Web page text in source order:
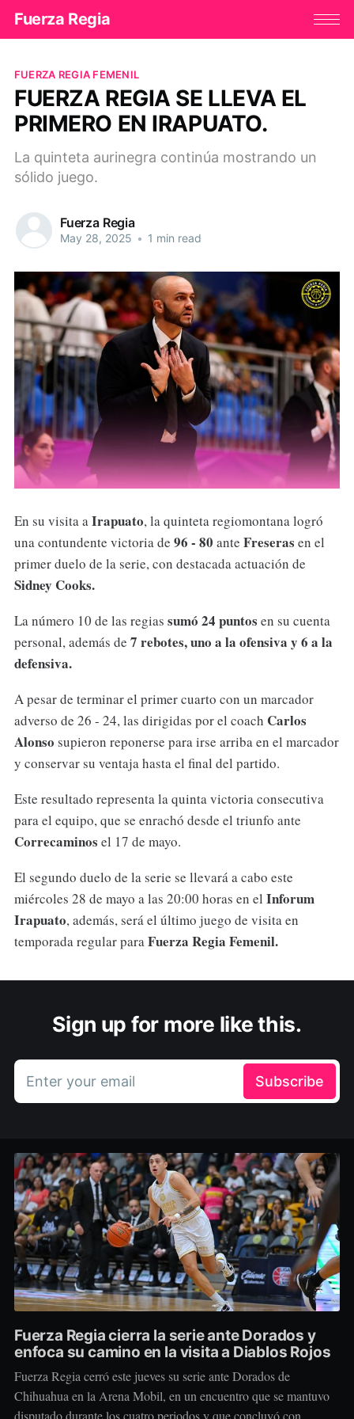
Fuerza Regia
FUERZA REGIA FEMENIL
FUERZA REGIA SE LLEVA EL
PRIMERO EN IRAPUATO.
La quinteta aurinegra continúa mostrando un
sólido juego.
Fuerza Regia
May 28, 2025 • 1 min read
En su visita aIrapuato, la quinteta regiomontana logró
una contundente victoria de 96 - 80 ante Freseras en el
primer duelo de la serie, con destacada actuación de
Sidney Cooks.
La número 10 de las regias sumó 24 puntos en su cuenta
personal, además de 7 rebotes, uno a la ofensiva y 6 a la
defensiva.
A pesar de terminar el primer cuarto con un marcador
adverso de 26 - 24, las dirigidas por el coach Carlos
Alonso supieron reponerse para irse arriba en el marcador
y conservar su ventaja hasta el final del partido.
Este resultado representa la quinta victoria consecutiva
para el equipo, que se enrachó desde el triunfo ante
Correcaminos el 17 de mayo.
El segundo duelo de la serie se llevará a cabo este
miércoles 28 de mayo a las 20:00 horas en el Inforum
Irapuato, además, será el último juego de visita en
temporada regular paraFuerza Regia Femenil.
Sign up for more like this.
Enter your email Subscribe
Fuerza Regia cierra la serie ante Dorados y
enfoca su camino en la visita a Diablos Rojos
Fuerza Regia cerró este jueves su serie ante Dorados de
Chihuahua en la Arena Mobil, en un encuentro que se mantuvo